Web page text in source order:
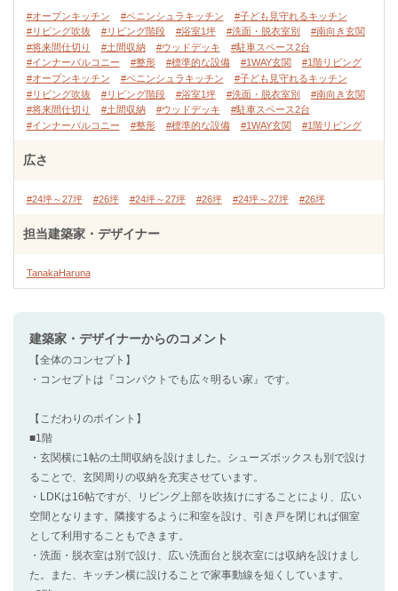
#オープンキッチン #ペニンシュラキッチン
#子ども見守れるキッチン
#リビング吹抜
#リビング階段 #浴室1坪 #洗面・脱衣室別
#南向き玄関
#将来間仕切り
#土間収納 #ウッドデッキ
#駐車スペース2台
#インナーバルコニー
#整形 #標準的な設備 #1WAY玄関
#1階リビング
#オープンキッチン
#ペニンシュラキッチン
#子ども見守れるキッチン
#リビング吹抜
#リビング階段 #浴室1坪 #洗面・脱衣室別
#南向き玄関
#将来間仕切り
#土間収納 #ウッドデッキ
#駐車スペース2台
#インナーバルコニー
#整形 #標準的な設備 #1WAY玄関 #1階リビング
広さ
#24坪～27坪 #26坪 #24坪～27坪 #26坪 #24坪～27坪 #26坪
担当建築家・デザイナー
TanakaHaruna
建築家・デザイナーからのコメント
【全体のコンセプト】
・コンセプトは『コンパクトでも広々明るい家』です。
【こだわりのポイント】
■1階
・玄関横に1帖の土間収納を設けました。シューズボックスも別で設け
ることで、玄関周りの収納を充実させています。
・LDKは16帖ですが、リビング上部を吹抜けにすることにより、広い
空間となります。隣接するように和室を設け、引き戸を閉じれば個室
として利用することもできます。
・洗面・脱衣室は別で設け、広い洗面台と脱衣室には収納を設けまし
た。また、キッチン横に設けることで家事動線を短くしています。